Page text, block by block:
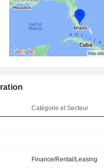
Catégorie et Secteur
Finance/Rental/Leasing